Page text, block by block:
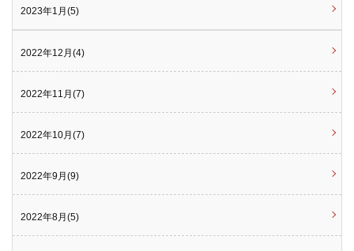
2023年1月(5)
2022年12月(4)
2022年11月(7)
2022年10月(7)
2022年9月(9)
2022年8月(5)